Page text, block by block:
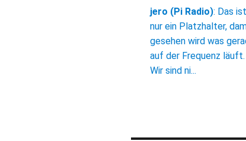
jero (Pi Radio): Das ist
nur ein Platzhalter,
gesehen wird was
auf der Frequenz läuft.
Wir sind ni...